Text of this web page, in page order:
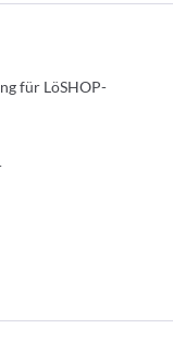
für LöSHOP-